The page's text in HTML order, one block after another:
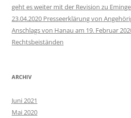
geht es weiter mit der Revision zu
23.04.2020 Presseerklärung von
Anschlags von Hanau am 19. Februar
Rechtsbeiständen
ARCHIV
Juni 2021
Mai 2020